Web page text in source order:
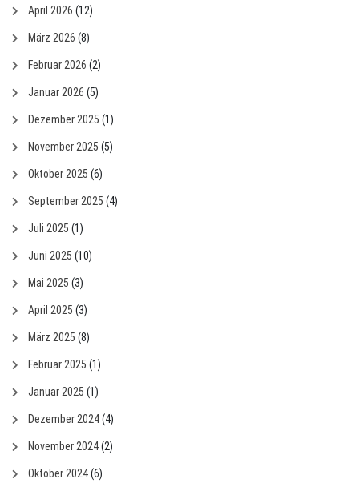
April 2026 (12)
März 2026 (8)
Februar 2026 (2)
Januar 2026 (5)
Dezember 2025 (1)
November 2025 (5)
Oktober 2025 (6)
September 2025 (4)
Juli 2025 (1)
Juni 2025 (10)
Mai 2025 (3)
April 2025 (3)
März 2025 (8)
Februar 2025 (1)
Januar 2025 (1)
Dezember 2024(4)
November 2024(2)
Oktober 2024(6)